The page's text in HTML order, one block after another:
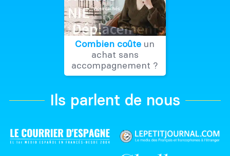
Combien coûte un
achat sans
accompagnement ?
Ils parlent de nous